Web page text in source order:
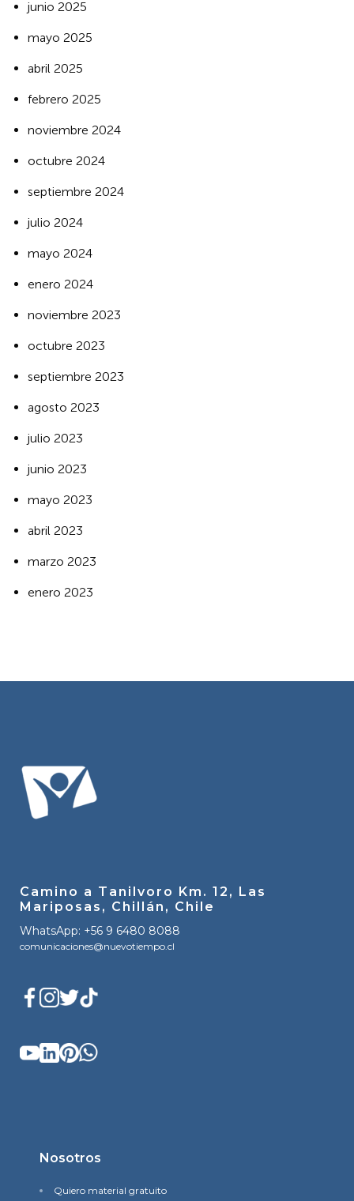
junio 2025
mayo 2025
abril 2025
febrero 2025
noviembre 2024
octubre 2024
septiembre 2024
julio 2024
mayo 2024
enero 2024
noviembre 2023
octubre 2023
septiembre 2023
agosto 2023
julio 2023
junio 2023
mayo 2023
abril 2023
marzo 2023
enero 2023
Camino a Tanilvoro Km. 12, Las
Mariposas, Chillán, Chile
WhatsApp: +56 9 6480 8088
comunicaciones@nuevotiempo.cl
Nosotros
Quiero material gratuito